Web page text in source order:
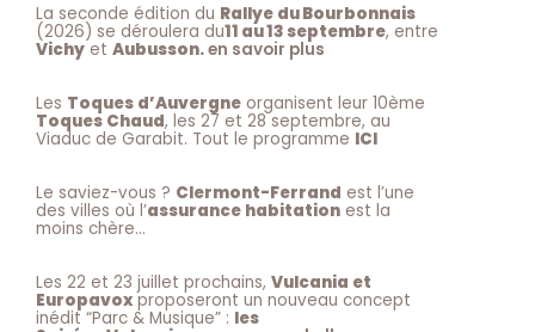
La seconde édition du Rallye du Bourbonnais
(2026) se déroulera du11 au 13 septembre, entre
Vichy et Aubusson.en savoir plus
Les Toques d’Auvergne organisent leur 10ème
Toques Chaud, les 27 et 28 septembre, au
Viaduc de Garabit. Tout le programme ICI
Le saviez-vous ? Clermont-Ferrand est l’une
des villes où l’assurance habitation est la
moins chère…
Les 22 et 23 juillet prochains, Vulcania et
Europavoxproposeront un nouveau concept
inédit “Parc & Musique” : les